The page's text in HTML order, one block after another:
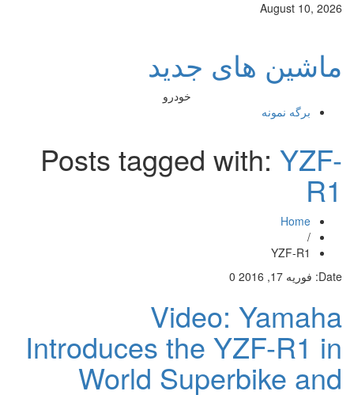
August 10, 2026
ماشین های جدید
خودرو
برگه نمونه
Posts tagged with:YZF-
R1
Home
/
YZF-R1
Date: فوریه 17, 2016 0
Video: Yamaha
Introduces the YZF-R1 in
World Superbike and